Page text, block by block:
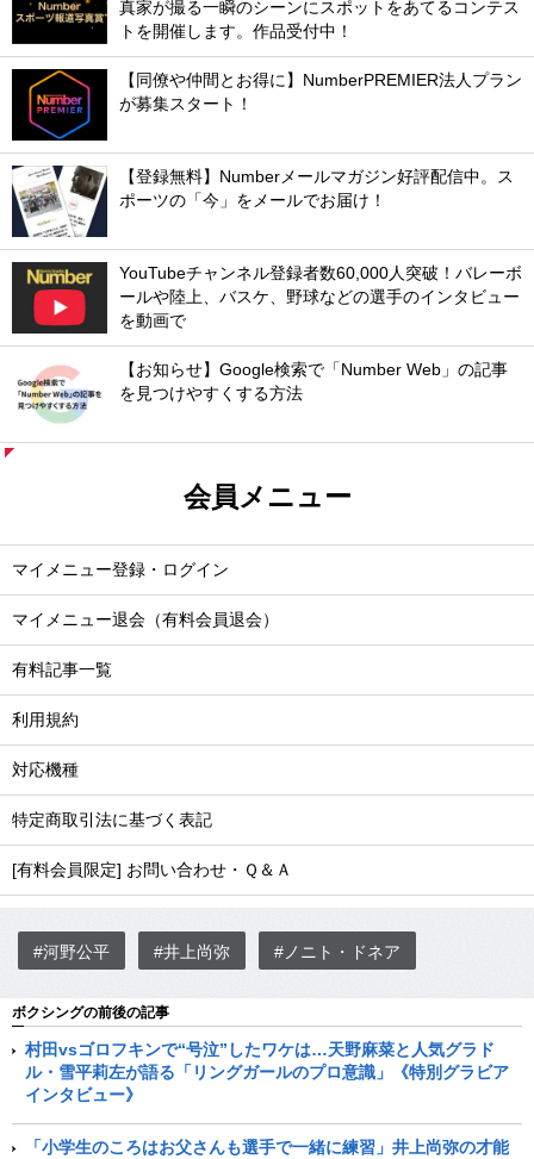
真家が撮る一瞬のシーンにスポットをあてるコンテス
トを開催します。作品受付中！
【同僚や仲間とお得に】NumberPREMIER法人プラン
が募集スタート！
【登録無料】Numberメールマガジン好評配信中。ス
ポーツの「今」をメールでお届け！
YouTubeチャンネル登録者数60,000人突破！バレーボ
ールや陸上、バスケ、野球などの選手のインタビュー
を動画で
【お知らせ】Google検索で「Number Web」の記事
を見つけやすくする方法
会員メニュー
マイメニュー登録・ログイン
マイメニュー退会（有料会員退会）
有料記事一覧
利用規約
対応機種
特定商取引法に基づく表記
[有料会員限定] お問い合わせ・Ｑ＆Ａ
#河野公平 #井上尚弥 #ノニト・ドネア
ボクシングの前後の記事
村田vsゴロフキンで“号泣”したワケは…天野麻菜と人気グラド
ル・雪平莉左が語る「リングガールのプロ意識」《特別グラビア
インタビュー》
「小学生のころはお父さんも選手で一緒に練習」井上尚弥の才能